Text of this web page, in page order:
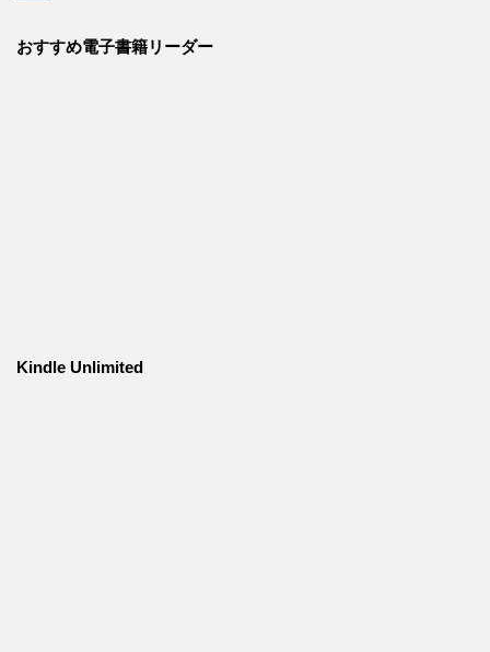
おすすめ電子書籍リーダー
Kindle Unlimited